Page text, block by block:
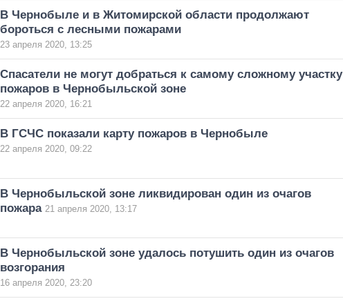
В Чернобыле и в Житомирской области продолжают
бороться с лесными пожарами
23 апреля 2020, 13:25
Спасатели не могут добраться к самому сложному участку
пожаров в Чернобыльской зоне
22 апреля 2020, 16:21
В ГСЧС показали карту пожаров в Чернобыле
22 апреля 2020, 09:22
В Чернобыльской зоне ликвидирован один из очагов
пожара 21 апреля 2020, 13:17
В Чернобыльской зоне удалось потушить один из очагов
возгорания
16 апреля 2020, 23:20